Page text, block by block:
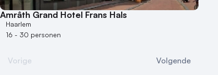
Amrâth Grand Hotel Frans Hals
Haarlem
16 - 30 personen
Vorige Volgende